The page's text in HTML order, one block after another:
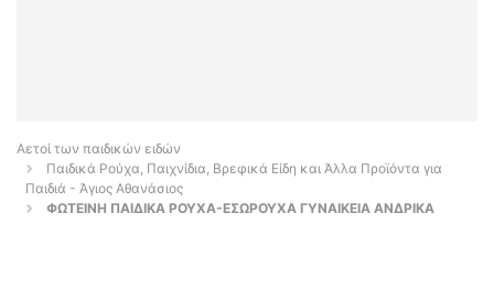
Αετοί των παιδικών ειδών
Παιδικά Ρούχα, Παιχνίδια, Βρεφικά Είδη και Άλλα Προϊόντα για
Παιδιά - Άγιος Αθανάσιος
ΦΩΤΕΙΝΗ ΠΑΙΔΙΚΑ ΡΟΥΧΑ-ΕΣΩΡΟΥΧΑ ΓΥΝΑΙΚΕΙΑ ΑΝΔΡΙΚΑ